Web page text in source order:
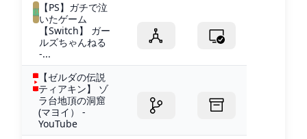
【PS】ガチで泣
いたゲーム
【Switch】 ガー
ルズちゃんねる
-...
【ゼルダの伝説
ティアキン】 ゾ
ラ台地頂の洞窟
(マヨイ） -
YouTube